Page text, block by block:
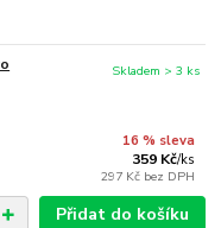
16 % sleva
359 Kč/ks
297 Kč bez DPH
Skladem > 3 ks
Přidat do košíku